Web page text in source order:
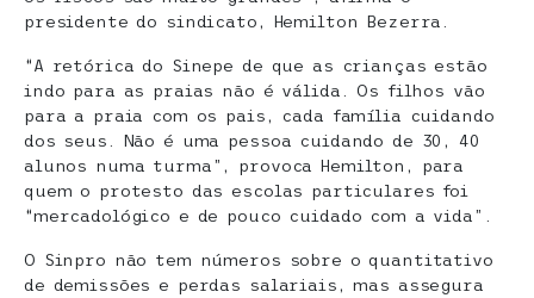
presidente do sindicato, Hemilton Bezerra.
“A retórica do Sinepe de que as crianças estão
indo para as praias não é válida. Os filhos vão
para a praia com os pais, cada família cuidando
dos seus. Não é uma pessoa cuidando de 30, 40
alunos numa turma”, provoca Hemilton, para
quem o protesto das escolas particulares foi
“mercadológico e de pouco cuidado com a vida”.
O Sinpro não tem números sobre o quantitativo
de demissões e perdas salariais, mas assegura